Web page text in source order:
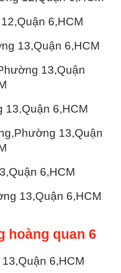
6,HCM
13,Quận 6,HCM
13,Quận
13,Quận 6,HCM
13,Quận
6,HCM
13,Quận 6,HCM
hoàng quan 6
6,HCM